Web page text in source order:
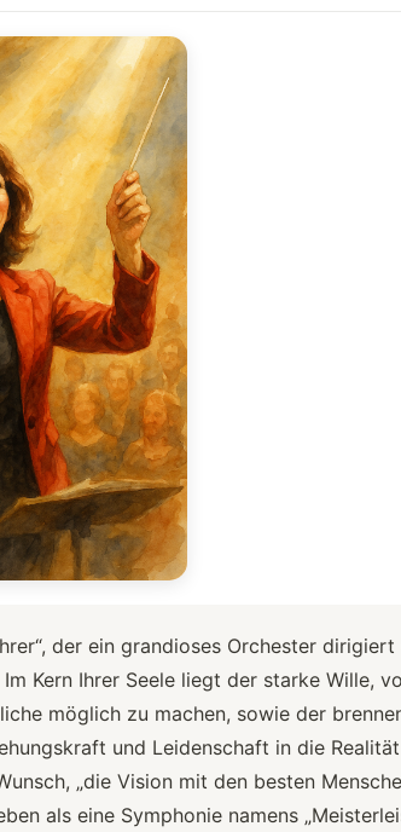
der ein grandioses Orchester dirigiert
Kern Ihrer Seele liegt der starke Wille,
möglich zu machen, sowie der
und Leidenschaft in die Realität
„die Vision mit den besten
als eine Symphonie namens